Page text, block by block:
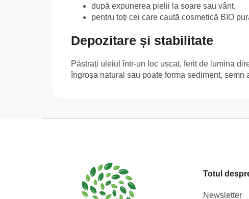
după expunerea pielii la soare sau vânt,
pentru toți cei care caută cosmetică BIO
Depozitare și stabilitate
Păstrați uleiul într-un loc uscat, ferit de lumina
îngroșa natural sau poate forma sediment,
Totul
Newsletter